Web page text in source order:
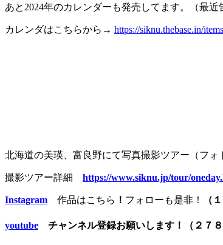
あと2024年のカレンダーも発売してます。（最
カレンダはこちらから→ https://siknu.thebase.in/
北海道の美瑛、富良野にて写真撮影ツアー（フ
撮影ツアー詳細 https://www.siknu.jp/tour/
Instagram 作品はこちら ！ フォローも是非！ （
youtube チャンネル登録お願いします！（２７